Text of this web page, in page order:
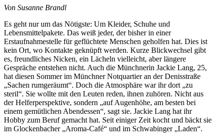
Von Susanne Brandl
Es geht nur um das Nötigste: Um Kleider, Schuhe und
Lebensmittelpakete. Das weiß jeder, der bisher in einer
Erstaufnahmestelle für geflüchtete Menschen geholfen hat. Dies ist
kein Ort, wo Kontakte geknüpft werden. Kurze Blickwechsel gibt
es, freundliches Nicken, ein Lächeln vielleicht, aber längere
Gespräche entstehen nicht. Auch die Münchnerin Jackie Lang, 25,
hat diesen Sommer im Münchner Notquartier an der Denisstraße
„Sachen rumgeräumt“. Doch die Atmosphäre war ihr dort „zu
steril“. Sie wollte mit den Leuten reden, ihnen zuhören. Nicht aus
der Helferperspektive, sondern „auf Augenhöhe, am besten bei
einem gemütlichen Abendessen“, sagt sie. Jackie Lang hat ihr
Hobby zum Beruf gemacht hat. Seit einiger Zeit kocht und bäckt sie
im Glockenbacher „Aroma-Café“ und im Schwabinger „Laden“.